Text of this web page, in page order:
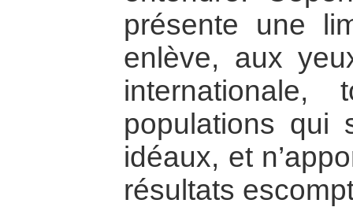
présente une
enlève, aux
internationale,
populations qui
idéaux, et
résultats